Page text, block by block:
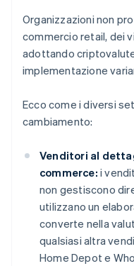
Organizzazioni non
commercio retail, dei
adottando
implementazione
Ecco come i diversi
cambiamento:
Venditori al
commerce: i
non gestiscono
utilizzano un
converte nella
qualsiasi altra
Home Depot e